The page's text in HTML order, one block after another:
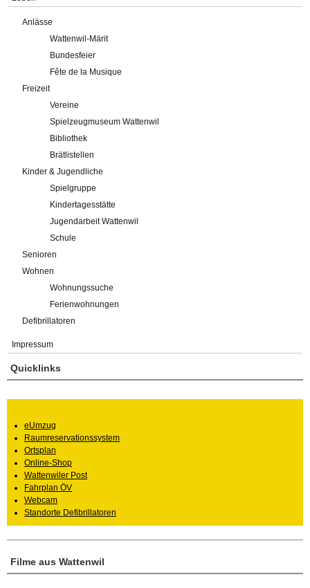
Anlässe
Wattenwil-Märit
Bundesfeier
Fête de la Musique
Freizeit
Vereine
Spielzeugmuseum Wattenwil
Bibliothek
Brätlistellen
Kinder & Jugendliche
Spielgruppe
Kindertagesstätte
Jugendarbeit Wattenwil
Schule
Senioren
Wohnen
Wohnungssuche
Ferienwohnungen
Defibrillatoren
Impressum
Filme aus Wattenwil
Quicklinks
eUmzug
Raumreservationssystem
Ortsplan
Online-Shop
Wattenwiler Post
Fahrplan ÖV
Webcam
Standorte Defibrillatoren